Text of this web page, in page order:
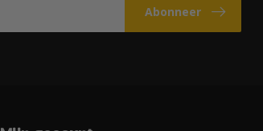
Abonneer